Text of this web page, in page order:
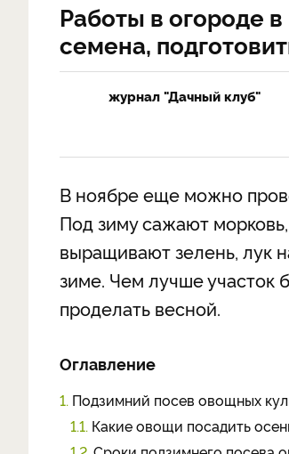
Работы в огороде
семена,
журнал "Дачный клуб"
В ноябре еще можно
Под зиму сажают
выращивают зелень, лук
зиме. Чем лучше участок
проделать весной.
Оглавление
1. Подзимний посев овощных
1.1. Какие овощи посадить